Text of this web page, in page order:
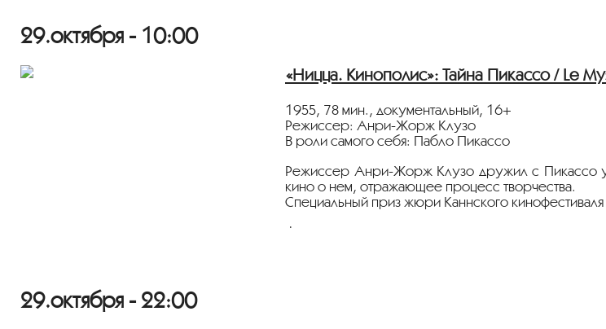
ПорталКультура.рф
29.октября - 10:00
«Ницца. Кинополис»: Тайна Пикассо / Le
1955, 78 мин., документальный, 16+
Режиссер: Анри-Жорж Клузо
В роли самого себя: Пабло Пикассо
Режиссер Анри-Жорж Клузо дружил с Пикассо
кино о нем, отражающее процесс творчества.
Специальный приз жюри Каннского кинофестиваля
Фильм демонстрируется на языке оригинала с
29.октября - 22:00